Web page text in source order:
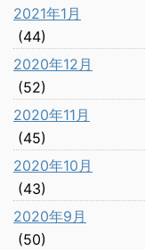
2021年1月
(44)
2020年12月
(52)
2020年11月
(45)
2020年10月
(43)
2020年9月
(50)